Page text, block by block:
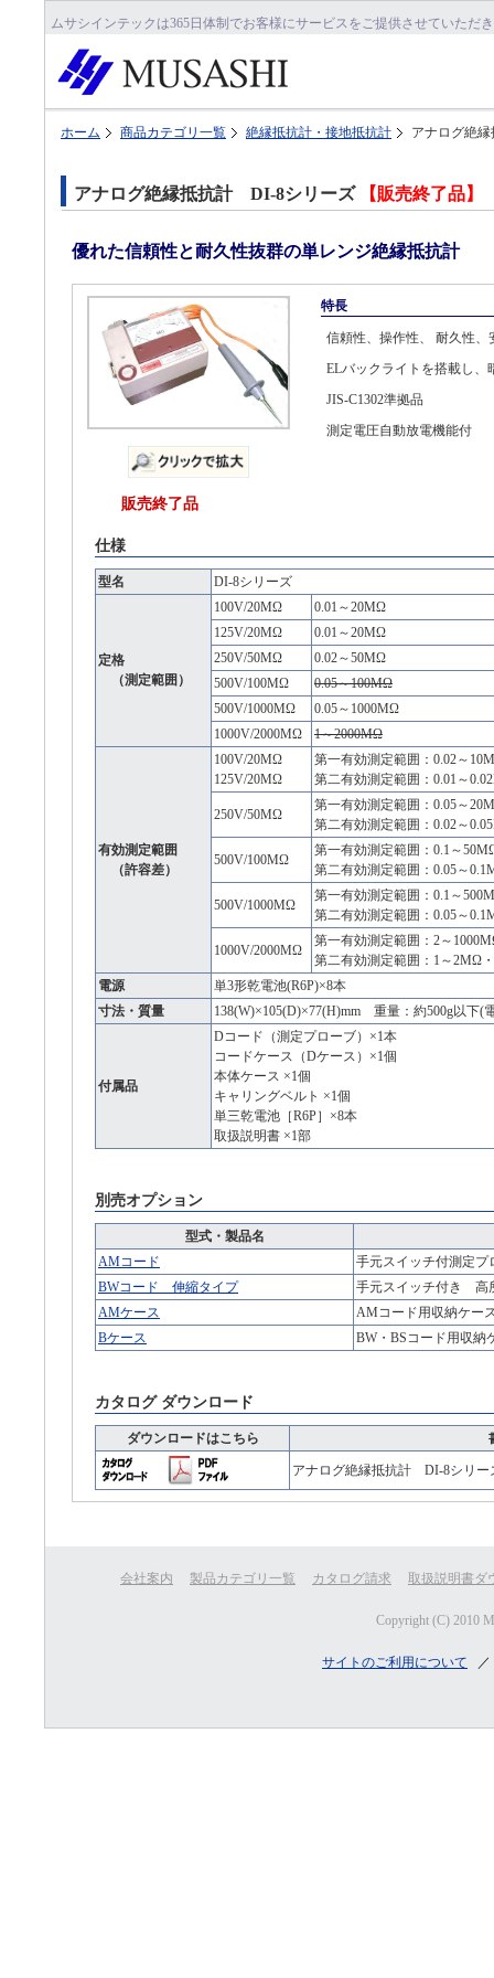
ムサシインテックは365日体制でお客様にサービスをご提供させていただ
ホーム 商品カテゴリ一覧 絶縁抵抗計・接地抵抗計 アナログ絶
アナログ絶縁抵抗計 DI-8シリーズ 【販売終了品】
優れた信頼性と耐久性抜群の単レンジ絶縁抵抗計
特長
信頼性、操作性、 耐久性
ELバックライトを搭載し、
JIS-C1302準拠品
測定電圧自動放電機能付
販売終了品
仕様
型名 DI-8シリーズ
定格
（測定範囲）
100V/20MΩ
0.01～20MΩ
125V/20MΩ
0.01～20MΩ
250V/50MΩ
0.02～50MΩ
500V/100MΩ
0.05～100MΩ
500V/1000MΩ
0.05～1000MΩ
1000V/2000MΩ
1～2000MΩ
有効測定範囲
（許容差）
100V/20MΩ
125V/20MΩ
第一有効測定範囲：0.02～
第二有効測定範囲：0.01～
250V/50MΩ
第一有効測定範囲：0.05～
第二有効測定範囲：0.02～
500V/100MΩ
第一有効測定範囲：0.1～
第二有効測定範囲：0.05～
500V/1000MΩ
第一有効測定範囲：0.1～
第二有効測定範囲：0.05～
1000V/2000MΩ
第一有効測定範囲：2～
第二有効測定範囲：1～2MΩ
電源
単3形乾電池(R6P)×8本
寸法・質量
138(W)×105(D)×77(H)mm 重量：約500g以下(
付属品
Dコード（測定プローブ）×1本
コードケース（Dケース）×1個
本体ケース ×1個
キャリングベルト ×1個
単三乾電池［R6P］×8本
取扱説明書 ×1部
別売オプション
型式・製品名
AMコード
手元スイッチ付測定プ
BWコード 伸縮タイプ
手元スイッチ付き 高
AMケース
AMコード用収納ケー
Bケース
BW・BSコード用収納
カタログ ダウンロード
ダウンロードはこちら
アナログ絶縁抵抗計 DI-8シリー
会社案内 製品カテゴリ一覧 カタログ請求 取扱説明書ダ
Copyright (C) 2010
サイトのご利用について